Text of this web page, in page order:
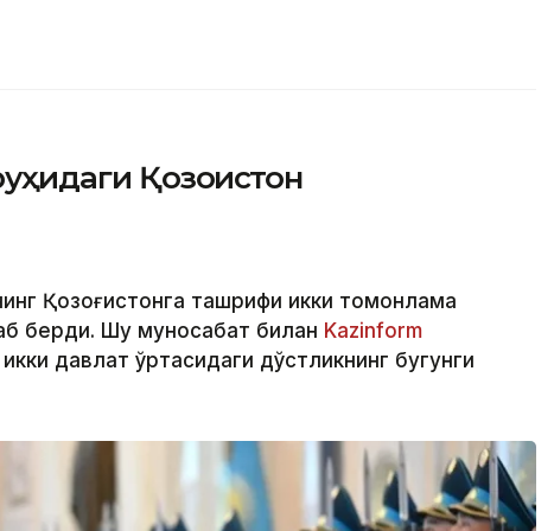
Қозоғистон
Қозоғистонга ташрифи икки томонлама
берди. Шу муносабат билан Kazinform
давлат ўртасидаги дўстликнинг бугунги